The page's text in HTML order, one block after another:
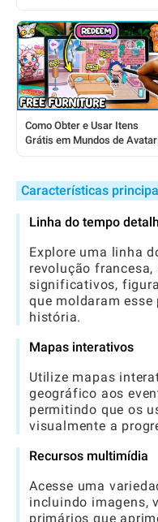
a passo
Como Obter e Usar Itens
Grátis em Mundos de
Características
Linha do tempo
Explore uma linha
revolução
significativos,
que moldaram
história.
Mapas interativos
Utilize mapas
geográfico aos
permitindo que os
visualmente a
Recursos multimídia
Acesse uma
incluindo imagens,
primários que